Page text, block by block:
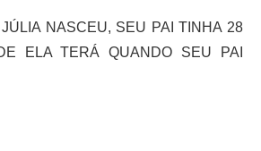
NASCEU, SEU PAI TINHA 28
ELA TERÁ QUANDO SEU PAI